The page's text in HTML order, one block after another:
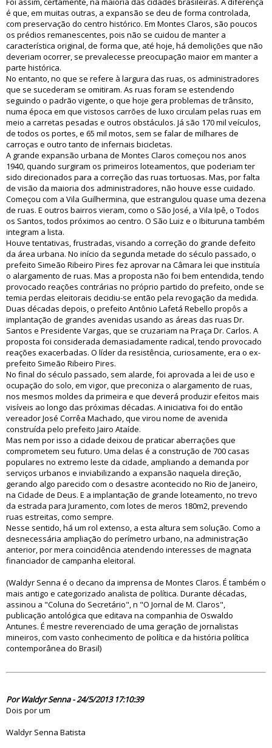
é que, em muitas outras, a expansão se deu de forma controlada,
com preservação do centro histórico. Em Montes Claros, são poucos
os prédios remanescentes, pois não se cuidou de manter a
característica original, de forma que, até hoje, há demolições que não
deveriam ocorrer, se prevalecesse preocupação maior em manter a
parte histórica.
No entanto, no que se refere à largura das ruas, os administradores
que se sucederam se omitiram. As ruas foram se estendendo
seguindo o padrão vigente, o que hoje gera problemas de trânsito,
numa época em que vistosos carrões de luxo circulam pelas ruas em
meio a carretas pesadas e outros obstáculos. Já são 170 mil veículos,
de todos os portes, e 65 mil motos, sem se falar de milhares de
carroças e outro tanto de infernais bicicletas.
A grande expansão urbana de Montes Claros começou nos anos
1940, quando surgiram os primeiros loteamentos, que poderiam ter
sido direcionados para a correção das ruas tortuosas. Mas, por falta
de visão da maioria dos administradores, não houve esse cuidado.
Começou com a Vila Guilhermina, que estrangulou quase uma dezena
de ruas. E outros bairros vieram, como o São José, a Vila Ipê, o Todos
os Santos, todos próximos ao centro. O São Luiz e o Ibituruna também
integram a lista.
Houve tentativas, frustradas, visando a correção do grande defeito
da área urbana. No início da segunda metade do século passado, o
prefeito Simeão Ribeiro Pires fez aprovar na Câmara lei que instituía
o alargamento de ruas. Mas a proposta não foi bem entendida, tendo
provocado reações contrárias no próprio partido do prefeito, onde se
temia perdas eleitorais decidiu-se então pela revogação da medida.
Duas décadas depois, o prefeito Antônio Lafetá Rebello propôs a
implantação de grandes avenidas usando as áreas das ruas Dr.
Santos e Presidente Vargas, que se cruzariam na Praça Dr. Carlos. A
proposta foi considerada demasiadamente radical, tendo provocado
reações exacerbadas. O líder da resistência, curiosamente, era o ex-
prefeito Simeão Ribeiro Pires.
No final do século passado, sem alarde, foi aprovada a lei de uso e
ocupação do solo, em vigor, que preconiza o alargamento de ruas,
nos mesmos moldes da primeira e que deverá produzir efeitos mais
visíveis ao longo das próximas décadas. A iniciativa foi do então
vereador José Corrêa Machado, que virou nome de avenida
construída pelo prefeito Jairo Ataíde.
Mas nem por isso a cidade deixou de praticar aberrações que
comprometem seu futuro. Uma delas é a construção de 700 casas
populares no extremo leste da cidade, ampliando a demanda por
serviços urbanos e inviabilizando a expansão naquela direção,
gerando algo parecido com o desastre acontecido no Rio de Janeiro,
na Cidade de Deus. E a implantação de grande loteamento, no trevo
da estrada para Juramento, com lotes de meros 180m2, prevendo
ruas estreitas, como sempre.
Nesse sentido, há um rol extenso, a esta altura sem solução. Como a
desnecessária ampliação do perímetro urbano, na administração
anterior, por mera coincidência atendendo interesses de magnata
financiador de campanha eleitoral.
(Waldyr Senna é o decano da imprensa de Montes Claros. É também o
mais antigo e categorizado analista de política. Durante décadas,
assinou a "Coluna do Secretário", n "O Jornal de M. Claros",
publicação antológica que editava na companhia de Oswaldo
Antunes. É mestre reverenciado de uma geração de jornalistas
mineiros, com vasto conhecimento de política e da história política
contemporânea do Brasil)
Por Waldyr Senna - 24/5/2013 17:10:39
Dois por um
Waldyr Senna Batista